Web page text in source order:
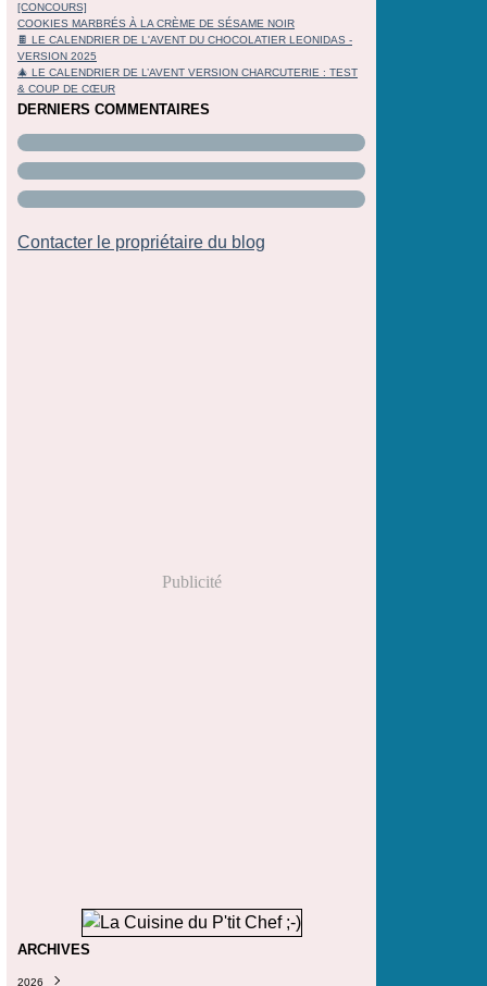
[CONCOURS]
COOKIES MARBRÉS À LA CRÈME DE SÉSAME NOIR
🍫 LE CALENDRIER DE L'AVENT DU CHOCOLATIER LEONIDAS -
VERSION 2025
🎄 LE CALENDRIER DE L’AVENT VERSION CHARCUTERIE : TEST
& COUP DE CŒUR
DERNIERS COMMENTAIRES
Contacter le propriétaire du blog
Publicité
ARCHIVES
2026